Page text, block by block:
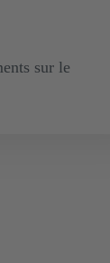
sur le